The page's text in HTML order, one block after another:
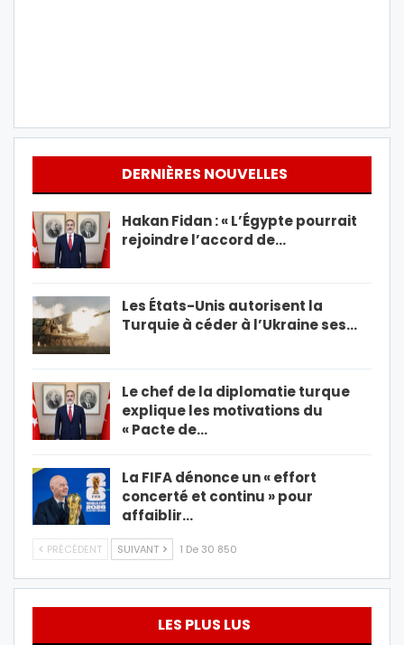
DERNIÈRES NOUVELLES
Hakan Fidan : « L’Égypte pourrait
rejoindre l’accord de…
Les États-Unis autorisent la
Turquie à céder à l’Ukraine ses…
Le chef de la diplomatie turque
explique les motivations du
« Pacte de…
La FIFA dénonce un « effort
concerté et continu » pour
affaiblir…
PRÉCÉDENT SUIVANT 1 De 30 850
LES PLUS LUS